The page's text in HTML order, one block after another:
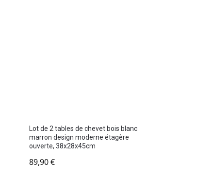
Lot de 2 tables de chevet bois blanc
marron design moderne étagère
ouverte, 38x28x45cm
89,90€